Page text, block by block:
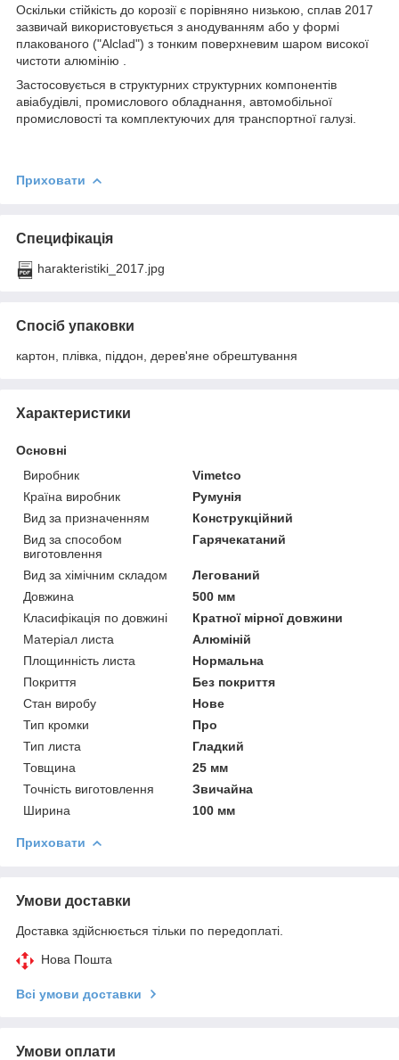
Оскільки стійкість до корозії є порівняно низькою, сплав 2017
зазвичай використовується з анодуванням або у формі
плакованого ("Alclad") з тонким поверхневим шаром високої
чистоти алюмінію .
Застосовується в структурних структурних компонентів
авіабудівлі, промислового обладнання, автомобільної
промисловості та комплектуючих для транспортної галузі.
Приховати
Специфікація
harakteristiki_2017.jpg
Спосіб упаковки
картон, плівка, піддон, дерев'яне обрештування
Характеристики
Основні
Виробник
Vimetco
Країна виробник
Румунія
Вид за призначенням
Конструкційний
Вид за способом
виготовлення
Гарячекатаний
Вид за хімічним складом
Легований
Довжина
500 мм
Класифікація по довжині
Кратної мірної довжини
Матеріал листа
Алюміній
Площинність листа
Нормальна
Покриття
Без покриття
Стан виробу
Нове
Тип кромки
Про
Тип листа
Гладкий
Товщина
25 мм
Точність виготовлення
Звичайна
Ширина
100 мм
Приховати
Умови доставки
Доставка здійснюється тільки по передоплаті.
Нова Пошта
Всі умови доставки
Умови оплати